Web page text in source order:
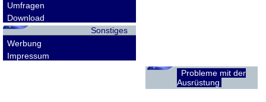
Umfragen
Download
Sonstiges
Werbung
Impressum
Probleme mit der
Ausrüstung